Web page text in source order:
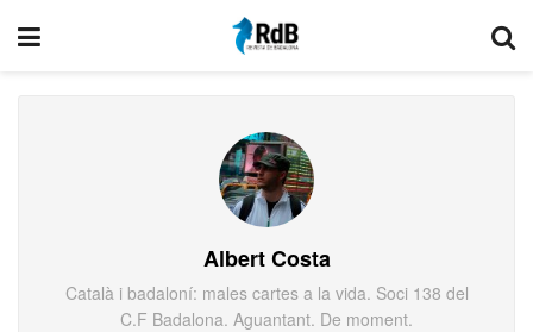
Albert Costa
Català i badaloní: males cartes a la vida. Soci 138 del
C.F Badalona. Aguantant. De moment.